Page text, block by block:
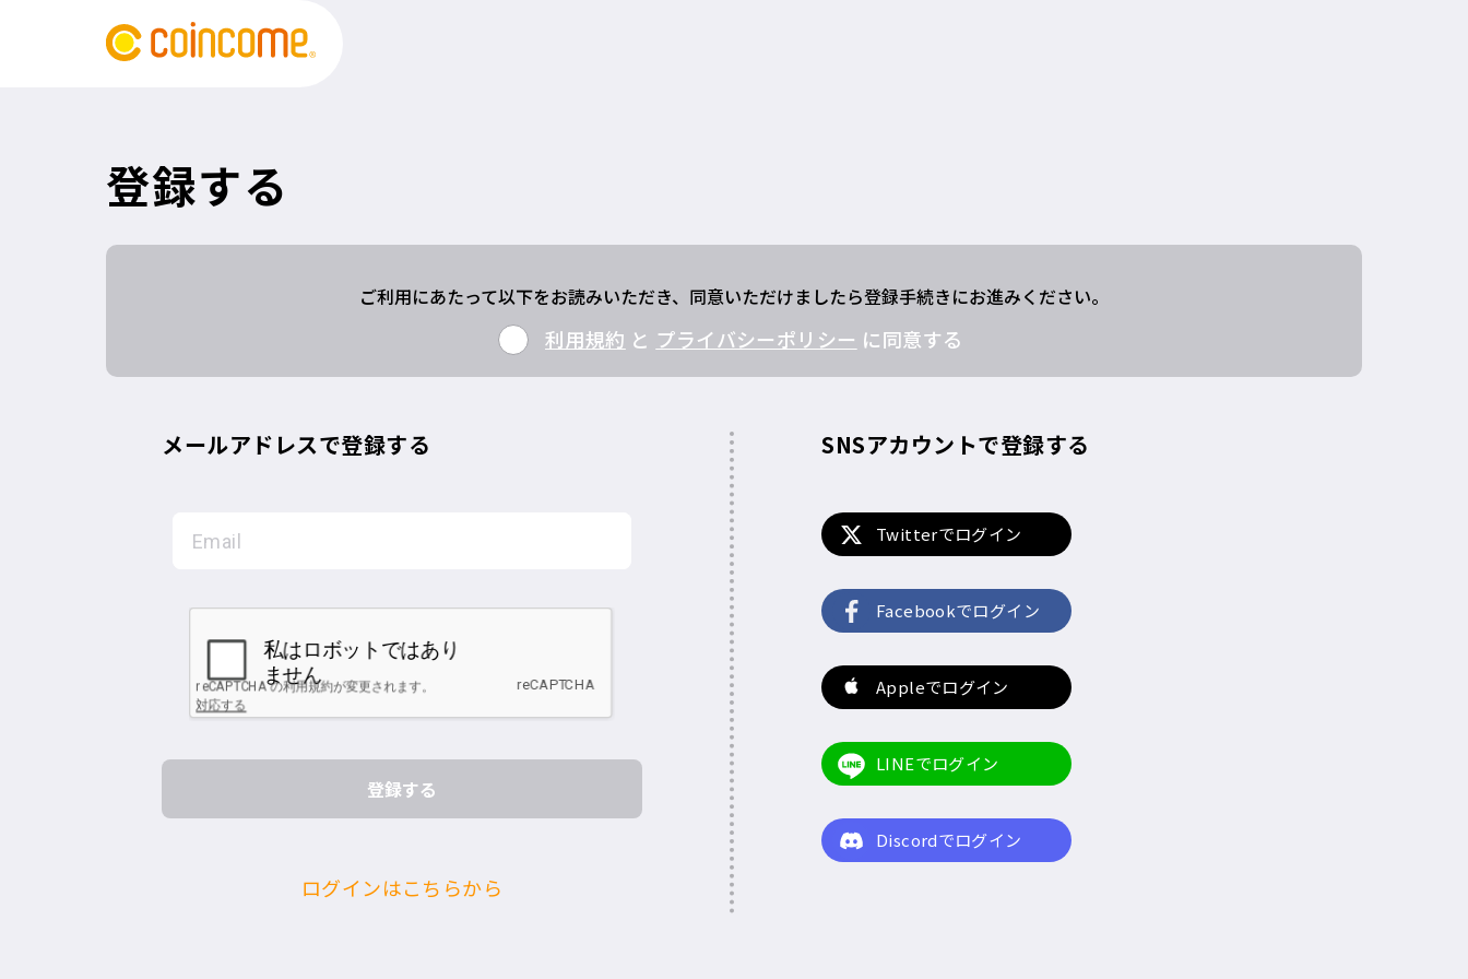
登録する
ご利用にあたって以下をお読みいただき、同意いただけましたら登録手続きにお進みください。
利用規約 と プライバシーポリシー に同意する
メールアドレスで登録する
ログインはこちらから
SNSアカウントで登録する
Twitterでログイン
Facebookでログイン
Appleでログイン
LINEでログイン
Discordでログイン